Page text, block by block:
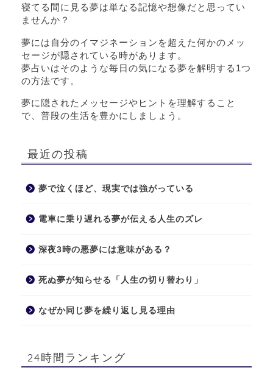
寝てる間に見る夢は単なる記憶や想像だと思ってい
ませんか？
夢には自分のイマジネーションを超えた何かのメッ
セージが隠されている時があります。
夢占いはそのような毎日の気になる夢を解明する1つ
の方法です。
夢に隠されたメッセージやヒントを理解すること
で、普段の生活を豊かにしましょう。
最近の投稿
夢で泣くほど、現実では強がっている
電車に乗り遅れる夢が伝える人生のズレ
深夜3時の悪夢には意味がある？
死ぬ夢が知らせる「人生の切り替わり」
なぜか同じ夢を繰り返し見る理由
24時間ランキング